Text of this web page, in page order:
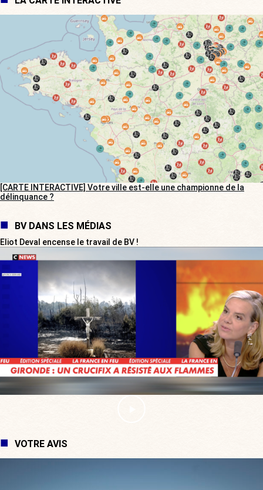
[CARTE INTERACTIVE] Votre ville est-elle une championne de la
délinquance ?
BV DANS LES MÉDIAS
Eliot Deval encense le travail de BV !
VOTRE AVIS